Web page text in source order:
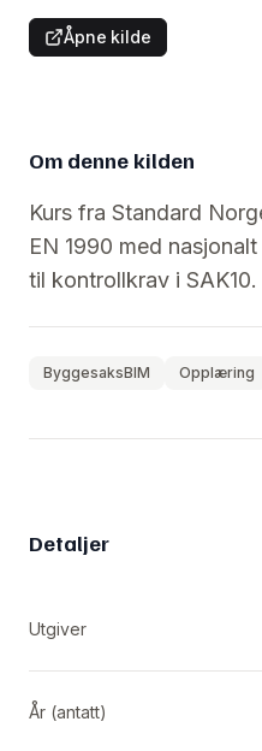
Åpne kilde
Om denne kilden
Kurs fra Standard
EN 1990 med
til kontrollkrav i
ByggesaksBIM Opplæring
Detaljer
Utgiver
År (antatt)